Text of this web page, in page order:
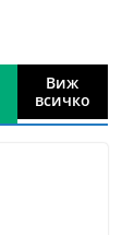
Виж
всичко